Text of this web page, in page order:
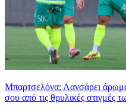
Μπαρτσελόνα: Λανσάρει άρωμα
σου από τις θρυλικές στιγμές